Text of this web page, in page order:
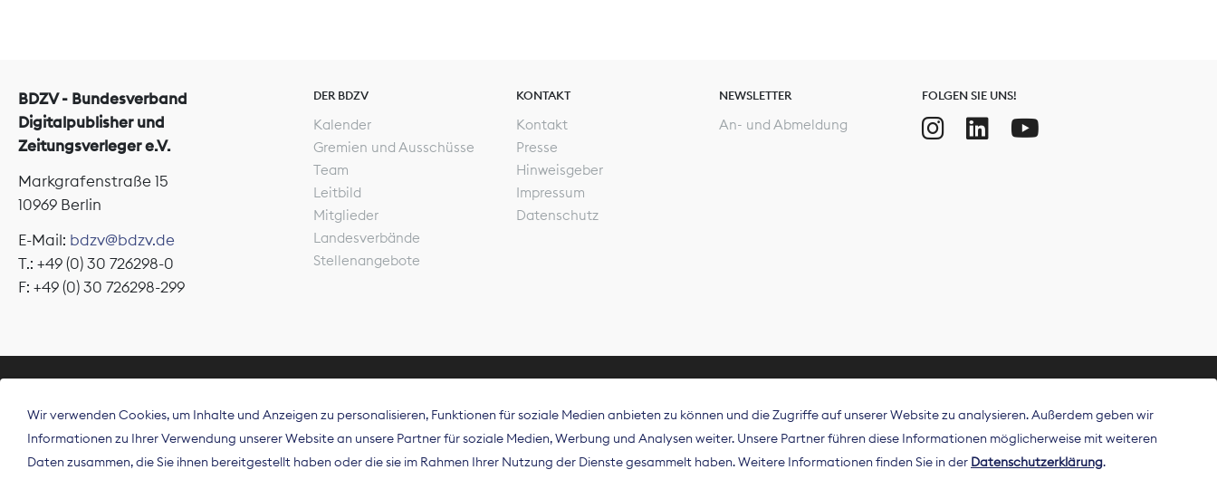
BDZV - Bundesverband
Digitalpublisher und
Zeitungsverleger e.V.
Markgrafenstraße 15
10969 Berlin
E-Mail: bdzv@bdzv.de
T.: +49 (0) 30 726298-0
F: +49 (0) 30 726298-299
DER BDZV
Kalender
Gremien und Ausschüsse
Team
Leitbild
Mitglieder
Landesverbände
Stellenangebote
KONTAKT
Kontakt
Presse
Hinweisgeber
Impressum
Datenschutz
NEWSLETTER
An- und Abmeldung
FOLGEN SIE UNS!
Der Bundesverband Digitalpublisher und Zeitungsverleger (BDZV) vertritt als
Spitzenorganisation die Interessen der Zeitungsverlage und digitalen Publisher in
Deutschland und auf EU-Ebene.
Wir verwenden Cookies, um Inhalte und Anzeigen zu personalisieren, Funktionen für soziale Medien anbieten zu können und die Zugriffe auf unserer Website zu analysieren. Außerdem geben wir
Informationen zu Ihrer Verwendung unserer Website an unsere Partner für soziale Medien, Werbung und Analysen weiter. Unsere Partner führen diese Informationen möglicherweise mit weiteren
Daten zusammen, die Sie ihnen bereitgestellt haben oder die sie im Rahmen Ihrer Nutzung der Dienste gesammelt haben. Weitere Informationen finden Sie in der Datenschutzerklärung.